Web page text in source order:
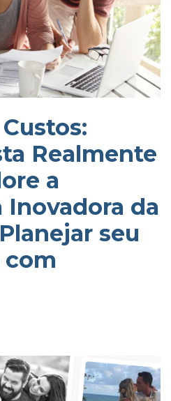
Realmente
a
Inovadora da
seu
com